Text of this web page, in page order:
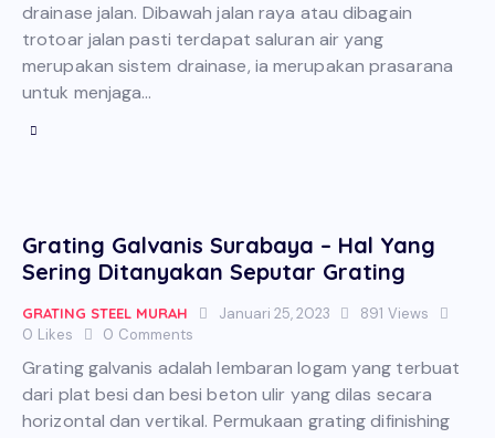
drainase jalan. Dibawah jalan raya atau dibagain
trotoar jalan pasti terdapat saluran air yang
merupakan sistem drainase, ia merupakan prasarana
untuk menjaga…
Grating Galvanis Surabaya – Hal Yang
Sering Ditanyakan Seputar Grating
GRATING STEEL MURAH Januari 25, 2023 891 Views
0 Likes 0 Comments
Grating galvanis adalah lembaran logam yang terbuat
dari plat besi dan besi beton ulir yang dilas secara
horizontal dan vertikal. Permukaan grating difinishing